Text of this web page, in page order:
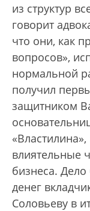
из структур
говорит
что они, как
вопросов»,
нормальной
получил
защитником
влиятельные
бизнеса.
денег
Соловьеву в